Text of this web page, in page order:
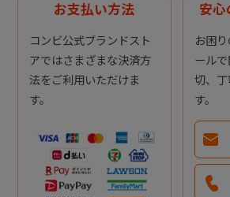
お支払い方法
コンビ公式ブランドスト
アではさまざまな決済方
法をご利用いただけま
す。
安心
お困
ール
切、
す。